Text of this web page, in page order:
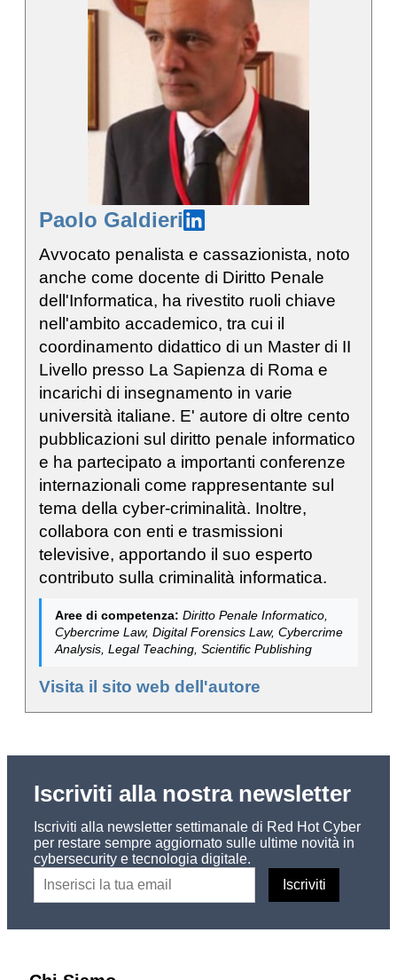
Paolo Galdieri
Avvocato penalista e cassazionista, noto
anche come docente di Diritto Penale
dell'Informatica, ha rivestito ruoli chiave
nell'ambito accademico, tra cui il
coordinamento didattico di un Master di II
Livello presso La Sapienza di Roma e
incarichi di insegnamento in varie
università italiane. E' autore di oltre cento
pubblicazioni sul diritto penale informatico
e ha partecipato a importanti conferenze
internazionali come rappresentante sul
tema della cyber-criminalità. Inoltre,
collabora con enti e trasmissioni
televisive, apportando il suo esperto
contributo sulla criminalità informatica.
Aree di competenza: Diritto Penale Informatico,
Cybercrime Law, Digital Forensics Law, Cybercrime
Analysis, Legal Teaching, Scientific Publishing
Visita il sito web dell'autore
Iscriviti alla nostra newsletter
Iscriviti alla newsletter settimanale di Red Hot Cyber
per restare sempre aggiornato sulle ultime novità in
cybersecurity e tecnologia digitale.